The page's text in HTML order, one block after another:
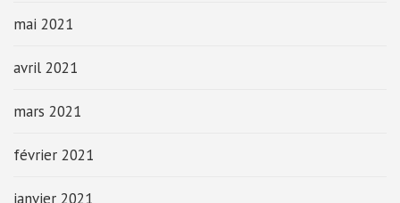
mai 2021
avril 2021
mars 2021
février 2021
janvier 2021